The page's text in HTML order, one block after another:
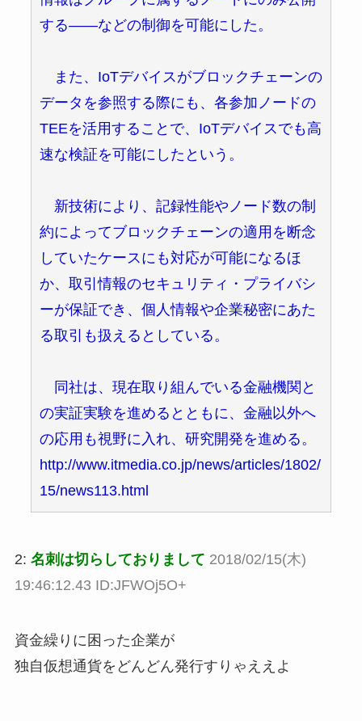
する――などの制御を可能にした。
また、IoTデバイスがブロックチェーンの
データを参照する際にも、各参加ノードの
TEEを活用することで、IoTデバイスでも高
速な検証を可能にしたという。
新技術により、記録性能やノード数の制
約によってブロックチェーンの適用を断念
していたケースにも対応が可能になるほ
か、取引情報のセキュリティ・プライバシ
ーが保証でき、個人情報や企業秘密にあた
る取引も扱えるとしている。
同社は、現在取り組んでいる金融機関と
の実証実験を進めるとともに、金融以外へ
の応用も視野に入れ、研究開発を進める。
http://www.itmedia.co.jp/news/articles/1802/
15/news113.html
2: 名刺は切らしておりまして 2018/02/15(木)
19:46:12.43 ID:JFWOj5O+
資金繰りに困った企業が
独自仮想通貨をどんどん発行すりゃええよ